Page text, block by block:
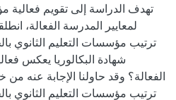
تهدف الدراسة إلى تقويم فعالية
لمعايير المدرسة الفعالة،
ترتيب مؤسسات التعليم الثانوي
شهادة البكالوريا يعكس
الفعالة؟ وقد حاولنا الإجابة عنه من
ترتيب مؤسسات التعليم الثانوي